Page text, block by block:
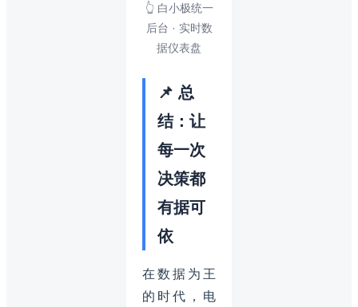
👆 白小极统一
后台 · 实时数
据仪表盘
📌 总
结：让
每一次
决策都
有据可
依
在数据为王
的时代，电